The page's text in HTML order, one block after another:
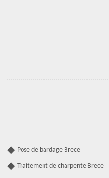
Pose de bardage Brece
Traitement de charpente Brece